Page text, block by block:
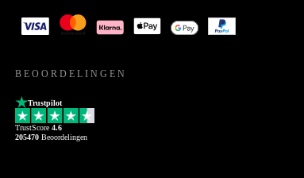
BEOORDELINGEN
Trustpilot
TrustScore 4.6
205470 Beoordelingen